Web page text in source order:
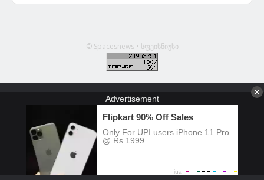
© Spacesnews • სფეისნიუსი